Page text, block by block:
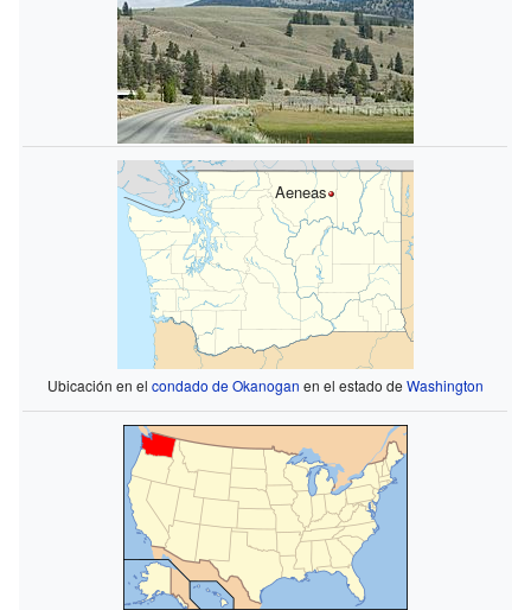
Aeneas
Ubicación en el condado de Okanogan en el estado de Washington